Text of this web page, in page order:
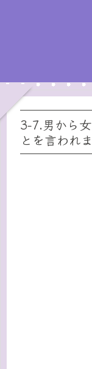
3-7.男から
とを言われ